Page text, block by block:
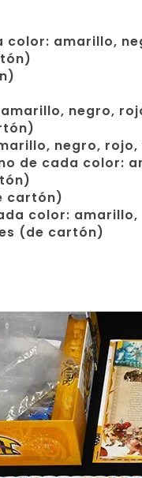
color: amarillo,
negro,
negro,
de cada color:
cartón)
color:
(de cartón)